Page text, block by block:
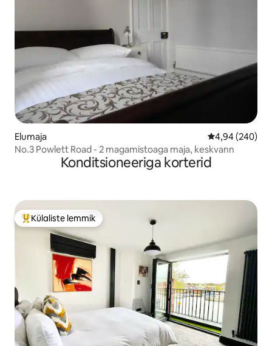
Elumaja Keskmine
4,94 (240)
No.3 Powlett Road - 2 magamistoaga maja, keskvann
Konditsioneeriga korterid
Külaliste suur lemmik
Külaliste lemmik